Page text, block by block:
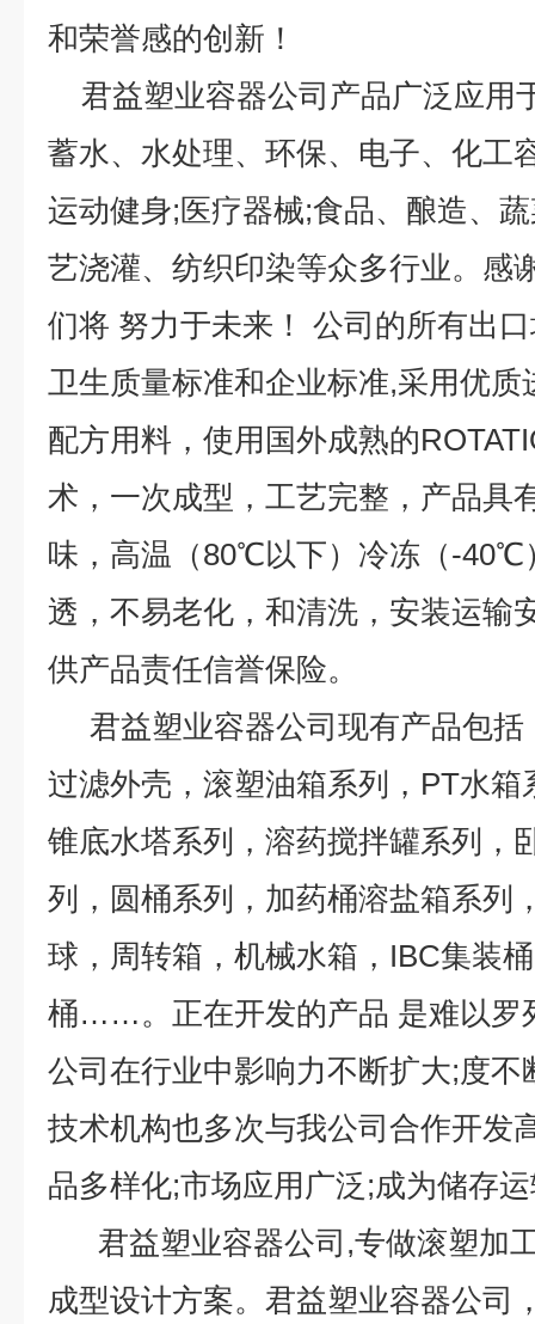
和荣誉感的创新！
君益塑业容器公司产品广泛应用
蓄水、水处理、环保、电子、化工
运动健身;医疗器械;食品、酿造、
艺浇灌、纺织印染等众多行业。感
们将 努力于未来！ 公司的所有出
卫生质量标准和企业标准,采用优
配方用料，使用国外成熟的
术，一次成型，工艺完整，产品具
味，高温（80℃以下）冷冻（-40℃
透，不易老化，和清洗，安装运输
供产品责任信誉保险。
君益塑业容器公司现有产品包括
过滤外壳，滚塑油箱系列，PT水
锥底水塔系列，溶药搅拌罐系列，
列，圆桶系列，加药桶溶盐箱系列
球，周转箱，机械水箱，IBC集装
桶……。正在开发的产品 是难以
公司在行业中影响力不断扩大;度
技术机构也多次与我公司合作开发
品多样化;市场应用广泛;成为储存
君益塑业容器公司,专做滚塑加
成型设计方案。君益塑业容器公司